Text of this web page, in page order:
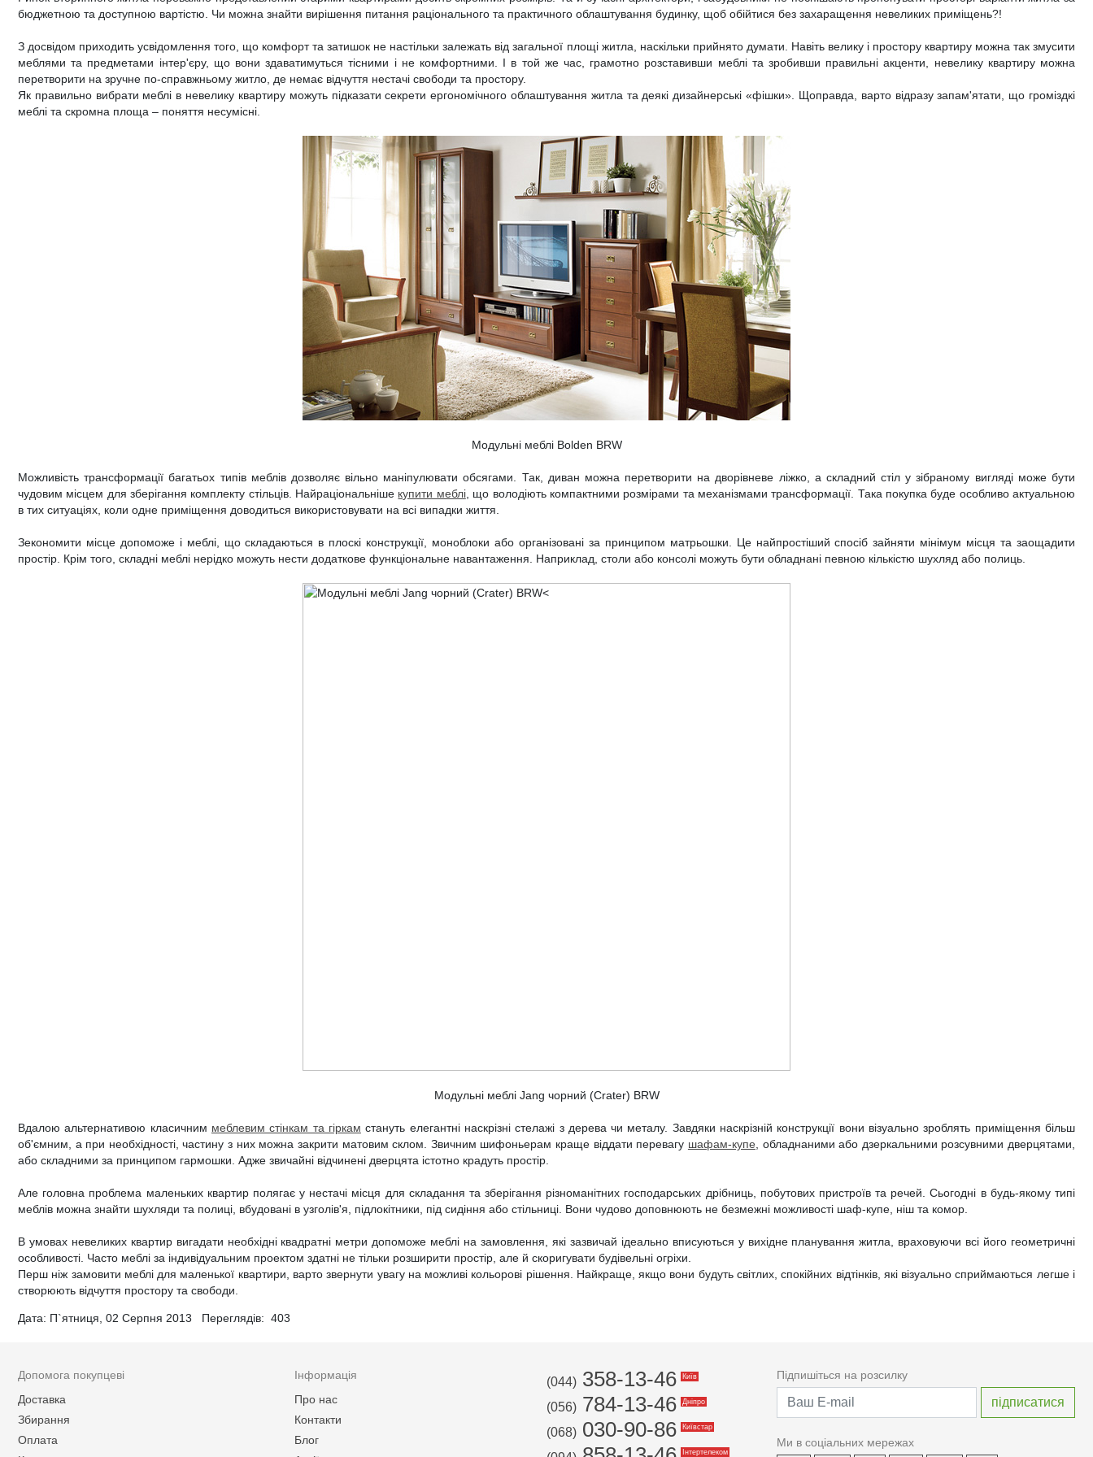
бюджетною та доступною вартістю. Чи можна знайти вирішення питання раціонального та практичного облаштування будинку, щоб обійтися без захаращення невеликих приміщень?!
З досвідом приходить усвідомлення того, що комфорт та затишок не настільки залежать від загальної площі житла, наскільки прийнято думати. Навіть велику і простору квартиру можна так змусити
меблями та предметами інтер'єру, що вони здаватимуться тісними і не комфортними. І в той же час, грамотно розставивши меблі та зробивши правильні акценти, невелику квартиру можна
перетворити на зручне по-справжньому житло, де немає відчуття нестачі свободи та простору.
Як правильно вибрати меблі в невелику квартиру можуть підказати секрети ергономічного облаштування житла та деякі дизайнерські «фішки». Щоправда, варто відразу запам'ятати, що громіздкі
меблі та скромна площа – поняття несумісні.
Модульні меблі Bolden BRW
Можливість трансформації багатьох типів меблів дозволяє вільно маніпулювати обсягами. Так, диван можна перетворити на дворівневе ліжко, а складний стіл у зібраному вигляді може бути
чудовим місцем для зберігання комплекту стільців. Найраціональніше купити меблі, що володіють компактними розмірами та механізмами трансформації. Така покупка буде особливо актуальною
в тих ситуаціях, коли одне приміщення доводиться використовувати на всі випадки життя.
Зекономити місце допоможе і меблі, що складаються в плоскі конструкції, моноблоки або організовані за принципом матрьошки. Це найпростіший спосіб зайняти мінімум місця та заощадити
простір. Крім того, складні меблі нерідко можуть нести додаткове функціональне навантаження. Наприклад, столи або консолі можуть бути обладнані певною кількістю шухляд або полиць.
Модульні меблі Jang чорний (Crater) BRW
Вдалою альтернативою класичним меблевим стінкам та гіркам стануть елегантні наскрізні стелажі з дерева чи металу. Завдяки наскрізній конструкції вони візуально зроблять приміщення більш
об'ємним, а при необхідності, частину з них можна закрити матовим склом. Звичним шифоньерам краще віддати перевагу шафам-купе , обладнаними або дзеркальними розсувними дверцятами,
або складними за принципом гармошки. Адже звичайні відчинені дверцята істотно крадуть простір.
Але головна проблема маленьких квартир полягає у нестачі місця для складання та зберігання різноманітних господарських дрібниць, побутових пристроїв та речей. Сьогодні в будь-якому типі
меблів можна знайти шухляди та полиці, вбудовані в узголів'я, підлокітники, під сидіння або стільниці. Вони чудово доповнюють не безмежні можливості шаф-купе, ніш та комор.
В умовах невеликих квартир вигадати необхідні квадратні метри допоможе меблі на замовлення, які зазвичай ідеально вписуються у вихідне планування житла, враховуючи всі його геометричні
особливості. Часто меблі за індивідуальним проектом здатні не тільки розширити простір, але й скоригувати будівельні огріхи.
Перш ніж замовити меблі для маленької квартири, варто звернути увагу на можливі кольорові рішення. Найкраще, якщо вони будуть світлих, спокійних відтінків, які візуально сприймаються легше і
створюють відчуття простору та свободи.
Дата: П`ятниця, 02 Серпня 2013 Переглядів: 403
Допомога покупцеві
Доставка
Збирання
Оплата
Інформація
Про нас
Контакти
Блог
(044) 358-13-46 Київ
(056) 784-13-46 Дніпро
(068) 030-90-86 Київстар
Інтертелеком
Підпишіться на розсилку
Ми в соціальних мережах
Дитячі крісла та стільці
Дитячі стільчики
Дитячі матраци
Високоглянцеві тумби для ванної кімнати
Тумби для ванної під дерево
Класичні тумби у ванну
Душові піддони
Унітази
Аксесуари для ванної та туалету
Душові гарнітури
Тумби офісні під техніку